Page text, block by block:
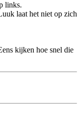
op links.
op zich
snel die